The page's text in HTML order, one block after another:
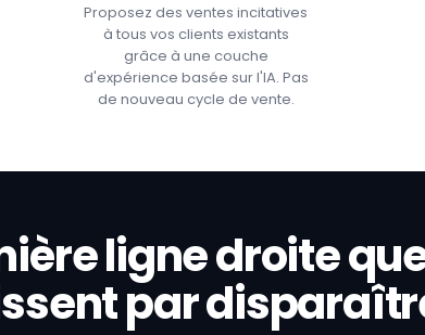
Proposez des ventes incitatives
à tous vos clients existants
grâce à une couche
d'expérience basée sur l'IA. Pas
de nouveau cycle de vente.
ligne droite
par